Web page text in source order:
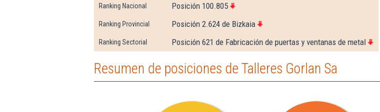
Ranking Nacional Posición 100.805
Ranking Provincial Posición 2.624 de Bizkaia
Ranking Sectorial Posición 621 de Fabricación de puertas y ventanas de metal
Resumen de posiciones de Talleres Gorlan Sa